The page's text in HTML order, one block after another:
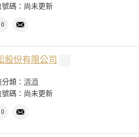
號碼：尚未更新
0
股份有限公司
分類：清酒
號碼：尚未更新
0